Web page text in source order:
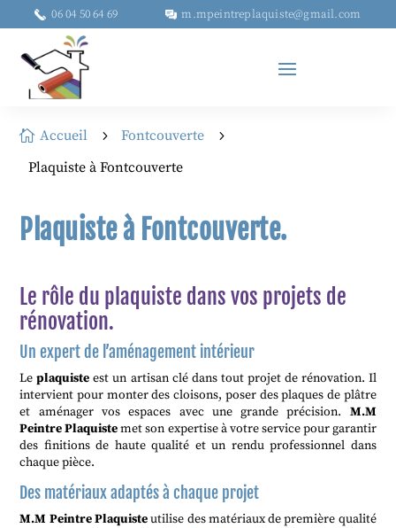
06 04 50 64 69 m.mpeintreplaquiste@gmail.com
 Accueil 5 Fontcouverte 5
Plaquiste à Fontcouverte
Plaquiste à Fontcouverte.
Le rôle du plaquiste dans vos projets de
rénovation.
Un expert de l’aménagement intérieur
Le plaquiste est un artisan clé dans tout projet de rénovation. Il
intervient pour monter des cloisons, poser des plaques de plâtre
et aménager vos espaces avec une grande précision.
M.M
Peintre Plaquistemet son expertise à votre service pour garantir
des finitions de haute qualité et un rendu professionnel dans
chaque pièce.
Des matériaux adaptés à chaque projet
M.M Peintre Plaquisteutilise des matériaux de première qualité